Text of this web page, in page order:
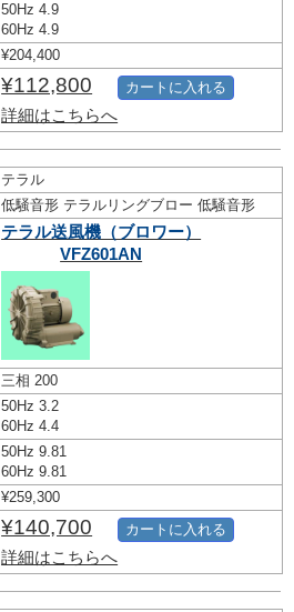
50Hz 4.9
60Hz 4.9
¥204,400
¥112,800
詳細はこちらへ
カートに入れる
テラル
低騒音形 テラルリングブロー 低騒音形
テラル送風機（ブロワー）
VFZ601AN
三相 200
50Hz 3.2
60Hz 4.4
50Hz 9.81
60Hz 9.81
¥259,300
¥140,700
詳細はこちらへ
カートに入れる